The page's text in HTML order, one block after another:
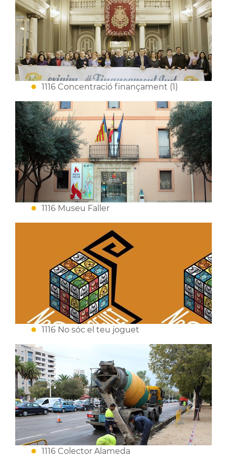
1116 Concentració finançament (1)
1116 Museu Faller
1116 No sóc el teu joguet
1116 Colector Alameda